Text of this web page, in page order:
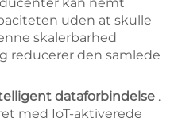
uden at skulle
skalerbarhed
reducerer den samlede
dataforbindelse .
med IoT-aktiverede